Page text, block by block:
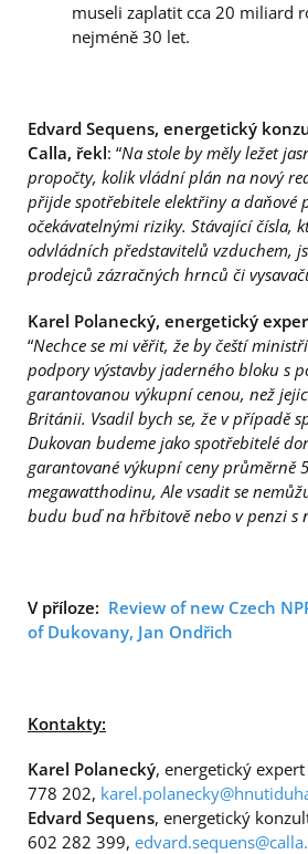
museli zaplatit cca 20 miliard
nejméně 30 let.
Edvard Sequens, energetický
Calla, řekl: “Na stole by měly ležet
propočty, kolik vládní plán na nový
přijde spotřebitele elektřiny a daňové
očekávatelnými riziky. Stávající čísla,
odvládních představitelů vzduchem,
prodejců zázračných hrnců či
Karel Polanecký, energetický
“Nechce se mi věřit, že by čeští
podpory výstavby jaderného bloku s
garantovanou výkupní cenou, než
Británii. Vsadil bych se, že v případě
Dukovan budeme jako spotřebitelé
garantované výkupní ceny průměrně
megawatthodinu, Ale vsadit se
budu buď na hřbitově nebo v penzi s
V příloze: Review of new Czech
of Dukovany, Jan Ondřich
Kontakty:
Karel Polanecký, energetický
778 202,
Edvard Sequens, energetický
602 282 399,